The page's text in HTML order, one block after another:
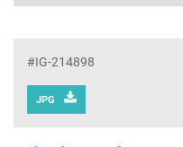
#IG-214898
JPG